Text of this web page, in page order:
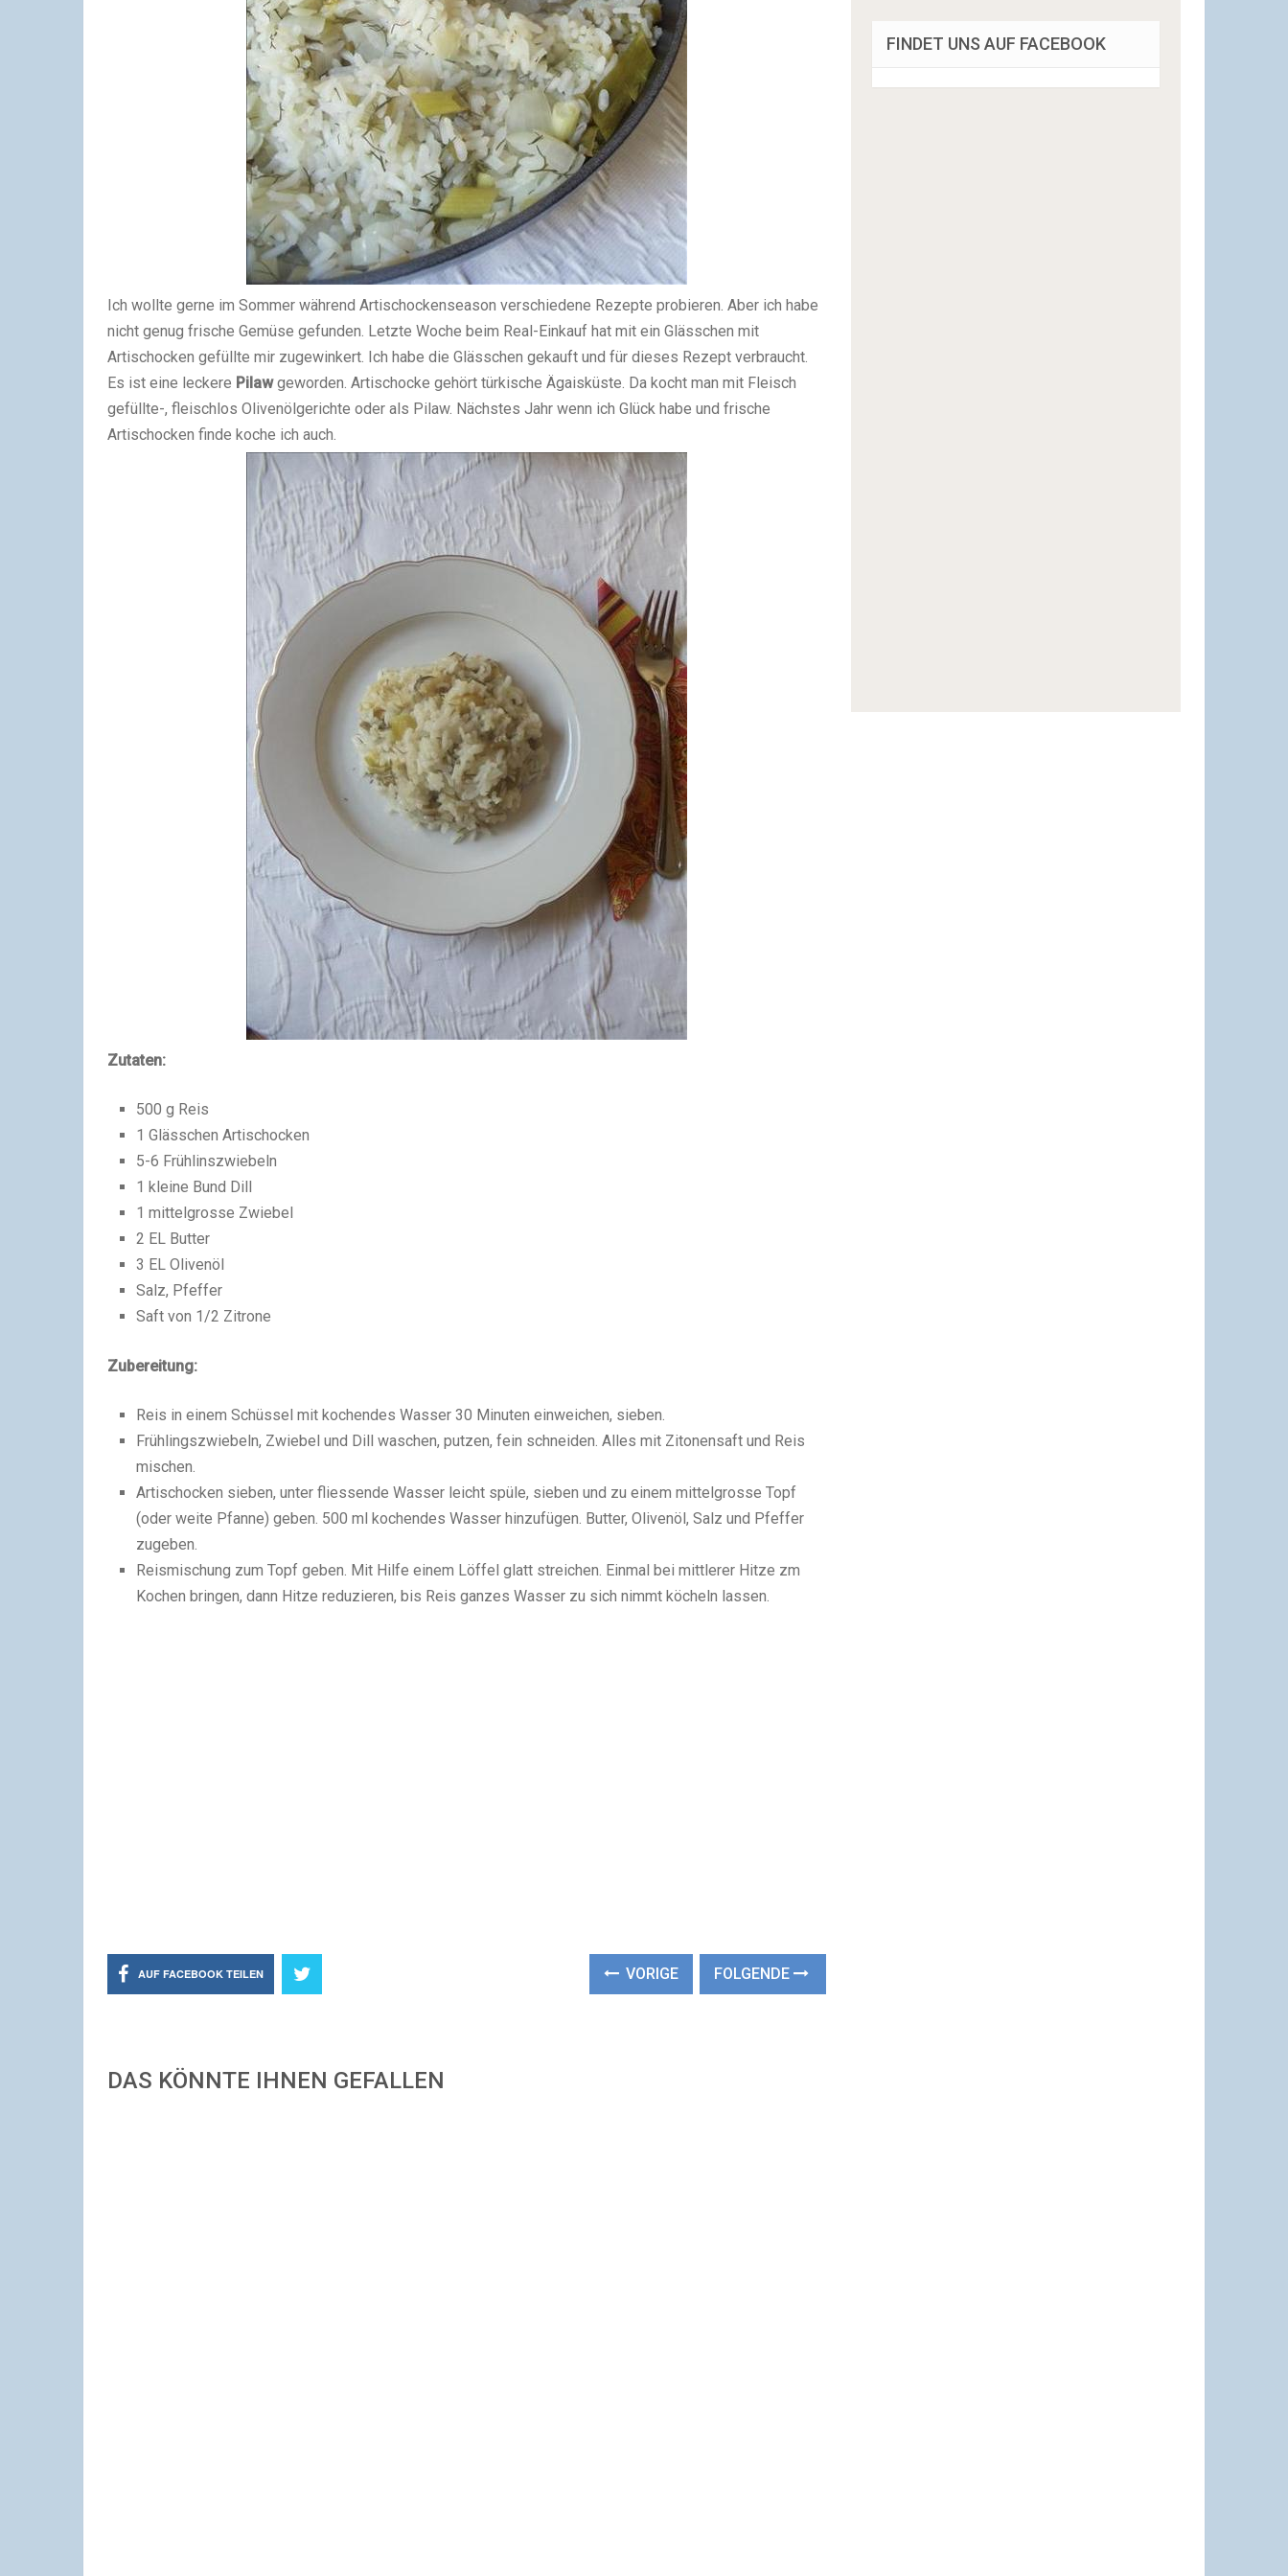
Ich wollte gerne im Sommer während Artischockenseason verschiedene Rezepte probieren. Aber ich habe
nicht genug frische Gemüse gefunden. Letzte Woche beim Real-Einkauf hat mit ein Glässchen mit
Artischocken gefüllte mir zugewinkert. Ich habe die Glässchen gekauft und für dieses Rezept verbraucht.
Es ist eine leckere Pilawgeworden. Artischocke gehört türkische Ägaisküste. Da kocht man mit Fleisch
gefüllte-, fleischlos Olivenölgerichte oder als Pilaw. Nächstes Jahr wenn ich Glück habe und frische
Artischocken finde koche ich auch.
Zutaten:
500 g Reis
1 Glässchen Artischocken
5-6 Frühlinszwiebeln
1 kleine Bund Dill
1 mittelgrosse Zwiebel
2 EL Butter
3 EL Olivenöl
Salz, Pfeffer
Saft von 1/2 Zitrone
Zubereitung:
Reis in einem Schüssel mit kochendes Wasser 30 Minuten einweichen, sieben.
Frühlingszwiebeln, Zwiebel und Dill waschen, putzen, fein schneiden. Alles mit Zitonensaft und Reis
mischen.
Artischocken sieben, unter fliessende Wasser leicht spüle, sieben und zu einem mittelgrosse Topf
(oder weite Pfanne) geben. 500 ml kochendes Wasser hinzufügen. Butter, Olivenöl, Salz und Pfeffer
zugeben.
Reismischung zum Topf geben. Mit Hilfe einem Löffel glatt streichen. Einmal bei mittlerer Hitze zm
Kochen bringen, dann Hitze reduzieren, bis Reis ganzes Wasser zu sich nimmt köcheln lassen.
AUF FACEBOOK TEILEN VORIGE FOLGENDE
DAS KÖNNTE IHNEN GEFALLEN
FINDET UNS AUF FACEBOOK